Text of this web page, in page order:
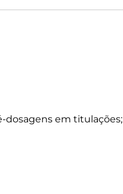
dosagens em titulações;